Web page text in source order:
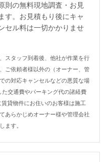
則の無料現地調査・お見
す。お見積もり後にキャ
セル料は一切かかりませ
スタッフ到着後、他社が作業を行
ご依頼者様以外の（オーナー、管
の対応キャンセルなどの悪質な場
交通費やパーキング代の諸経費
貸物件にお住いのお客様は施工
あらかじめオーナー様や管理会社
ます。